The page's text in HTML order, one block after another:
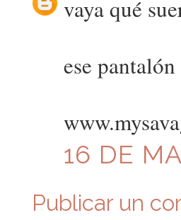
vaya qué
ese
16 DE
Publicar un